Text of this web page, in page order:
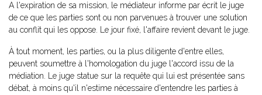
A l'expiration de sa mission, le médiateur informe par écrit le juge
de ce que les parties sont ou non parvenues à trouver une solution
au conflit qui les oppose. Le jour fixé, l'affaire revient devant le juge.
À tout moment, les parties, ou la plus diligente d'entre elles,
peuvent soumettre à l'homologation du juge l'accord issu de la
médiation. Le juge statue sur la requête qui lui est présentée sans
débat, à moins qu'il n'estime nécessaire d'entendre les parties à